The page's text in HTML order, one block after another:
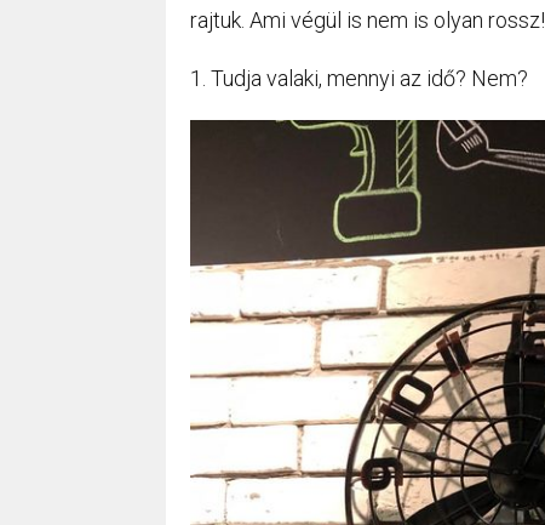
rajtuk. Ami végül is nem is olyan rossz!
1. Tudja valaki, mennyi az idő? Nem?